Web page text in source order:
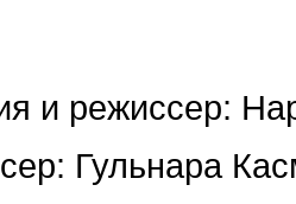
и режиссер:
Гульнара